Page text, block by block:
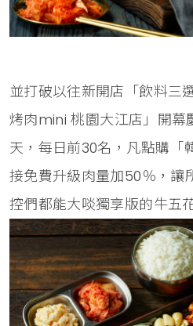
並打破以往新開店「飲料三
烤肉mini 桃園大江店」開
天，每日前30名，凡點購「
接免費升級肉量加50％，讓
控們都能大啖獨享版的牛五